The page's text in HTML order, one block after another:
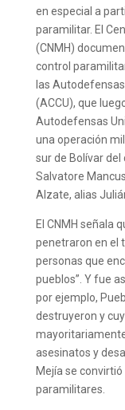
en especial a
paramilitar. El
(CNMH)
control
las
(ACCU), que
Autodefensas
una operación
sur de Bolívar
Salvatore
Alzate, alias
El CNMH señala
penetraron en el
personas que
pueblos”. Y fue
por ejemplo,
destruyeron y
asesinatos y
Mejía se
paramilitares.